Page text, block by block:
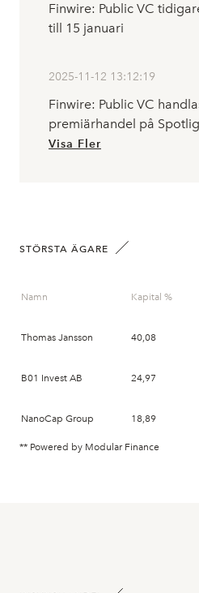
Finwire: Public VC
till 15 januari
2025-11-12 13:12:19
Finwire: Public VC
premiärhandel på
Visa Fler
STÖRSTA ÄGARE
Namn Kapital %
Thomas Jansson 40,08
B01 Invest AB 24,97
NanoCap Group 18,89
** Powered by Modular Finance